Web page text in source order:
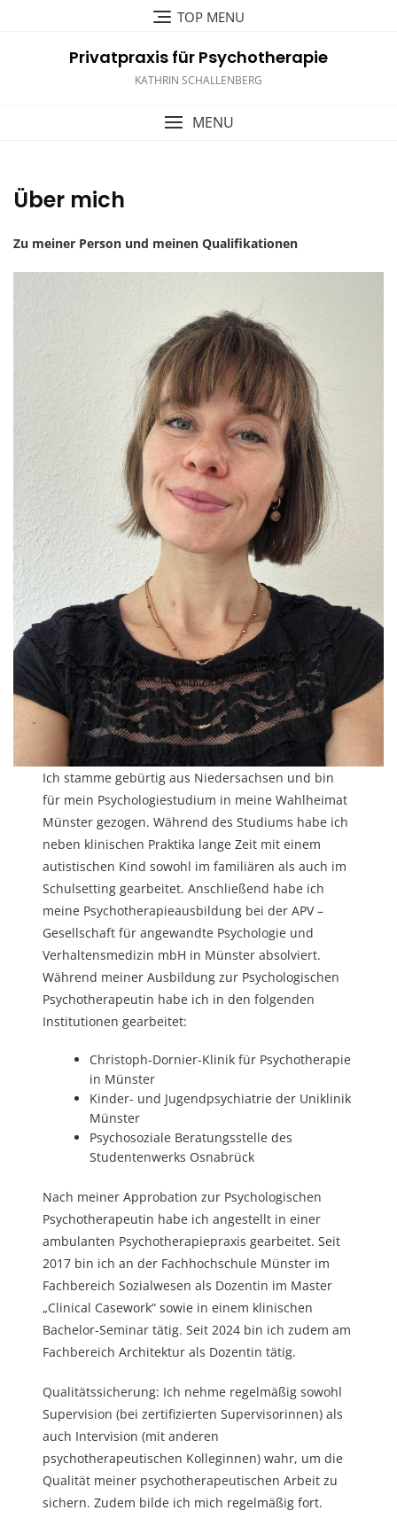
TOP MENU
Privatpraxis für Psychotherapie
KATHRIN SCHALLENBERG
MENU
Über mich
Zu meiner Person und meinen Qualifikationen
Ich stamme gebürtig aus Niedersachsen und bin
für mein Psychologiestudium in meine Wahlheimat
Münster gezogen. Während des Studiums habe ich
neben klinischen Praktika lange Zeit mit einem
autistischen Kind sowohl im familiären als auch im
Schulsetting gearbeitet. Anschließend habe ich
meine Psychotherapieausbildung bei der APV –
Gesellschaft für angewandte Psychologie und
Verhaltensmedizin mbH in Münster absolviert.
Während meiner Ausbildung zur Psychologischen
Psychotherapeutin habe ich in den folgenden
Institutionen gearbeitet:
Christoph-Dornier-Klinik für Psychotherapie
in Münster
Kinder- und Jugendpsychiatrie der Uniklinik
Münster
Psychosoziale Beratungsstelle des
Studentenwerks Osnabrück
Nach meiner Approbation zur Psychologischen
Psychotherapeutin habe ich angestellt in einer
ambulanten Psychotherapiepraxis gearbeitet. Seit
2017 bin ich an der Fachhochschule Münster im
Fachbereich Sozialwesen als Dozentin im Master
„Clinical Casework“ sowie in einem klinischen
Bachelor-Seminar tätig. Seit 2024 bin ich zudem am
Fachbereich Architektur als Dozentin tätig.
Qualitätssicherung: Ich nehme regelmäßig sowohl
Supervision (bei zertifizierten Supervisorinnen) als
auch Intervision (mit anderen
psychotherapeutischen Kolleginnen) wahr, um die
Qualität meiner psychotherapeutischen Arbeit zu
sichern. Zudem bilde ich mich regelmäßig fort.